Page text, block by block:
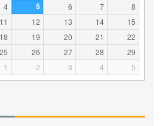
4 5 6 7
8
11 12 13 14
15
18 19 20 21
22
25 26 27 28
29
1 2 3 4 5